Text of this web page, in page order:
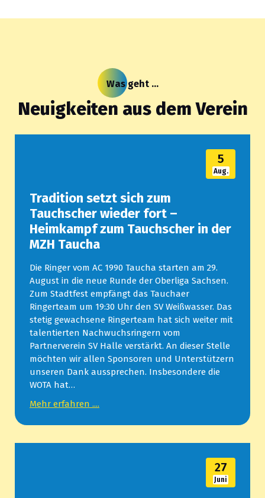
Was geht ...
Neuigkeiten aus dem Verein
5
Aug.
Tradition setzt sich zum
Tauchscher wieder fort –
Heimkampf zum Tauchscher in der
MZH Taucha
Die Ringer vom AC 1990 Taucha starten am 29.
August in die neue Runde der Oberliga Sachsen.
Zum Stadtfest empfängt das Tauchaer
Ringerteam um 19:30 Uhr den SV Weißwasser. Das
stetig gewachsene Ringerteam hat sich weiter mit
talentierten Nachwuchsringern vom
Partnerverein SV Halle verstärkt. An dieser Stelle
möchten wir allen Sponsoren und Unterstützern
unseren Dank aussprechen. Insbesondere die
WOTA hat…
Mehr erfahren ....
27
Juni